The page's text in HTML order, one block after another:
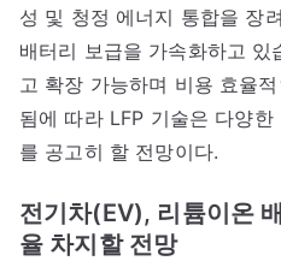
성 및 청정 에너지 통합을 장
배터리 보급을 가속화하고
고 확장 가능하며 비용 효율
됨에 따라 LFP 기술은 다양
를 공고히 할 전망이다.
전기차(EV), 리튬이온
율 차지할 전망